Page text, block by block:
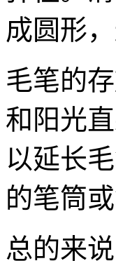
成圆形
毛笔的
和阳光
以延长
的笔筒
总的来